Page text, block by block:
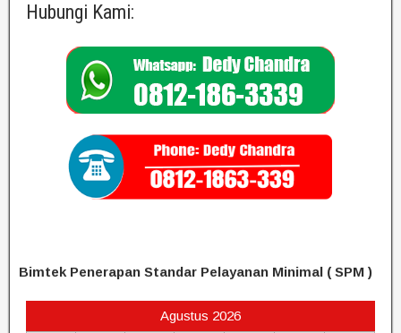
Hubungi Kami:
Bimtek Penerapan Standar Pelayanan Minimal ( SPM )
Agustus 2026